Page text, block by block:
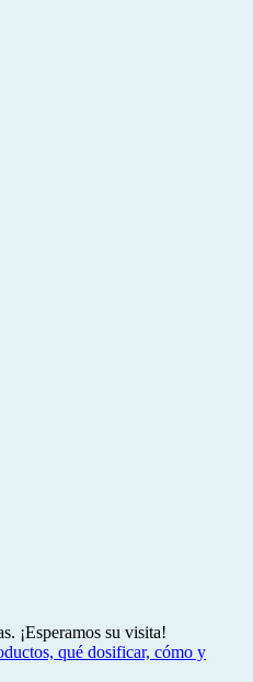
¡Esperamos su visita!
qué dosificar, cómo y